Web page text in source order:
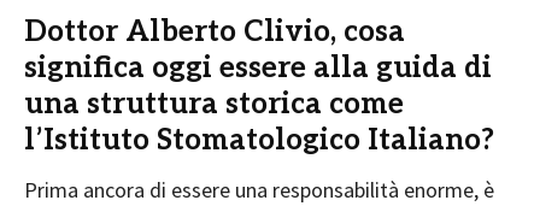
Dottor Alberto Clivio, cosa
significa oggi essere alla guida di
una struttura storica come
l’Istituto Stomatologico Italiano?
Prima ancora di essere una responsabilità enorme, è